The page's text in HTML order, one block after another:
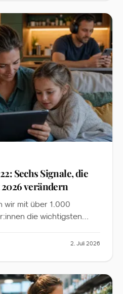
Sechs Signale, die
verändern
wir mit über 1.000
die wichtigsten
Dieser Recap fasst
2. Juli 2026